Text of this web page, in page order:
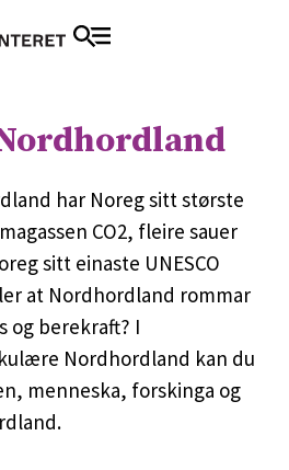
har Noreg sitt største
CO2, fleire sauer
sitt einaste UNESCO
at Nordhordland rommar
og berekraft? I
Nordhordland kan du
menneska, forskinga og